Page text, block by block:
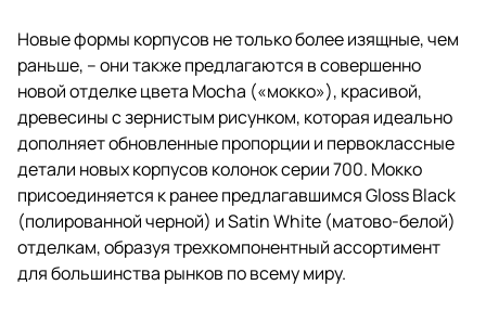
Новые формы корпусов не только более изящные, чем
раньше, – они также предлагаются в совершенно
новой отделке цвета Mocha («мокко»), красивой,
древесины с зернистым рисунком, которая идеально
дополняет обновленные пропорции и первоклассные
детали новых корпусов колонок серии 700. Мокко
присоединяется к ранее предлагавшимся Gloss Black
(полированной черной) и Satin White (матово-белой)
отделкам, образуя трехкомпонентный ассортимент
для большинства рынков по всему миру.